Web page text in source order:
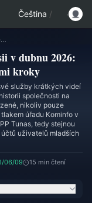
Čeština /
Ukončení provozu Likee v Indonésii v dubnu 2026: Kompletní průvodce dalšími kroky
v dubnu 2026:
kroky
služby krátkých videí
společnosti na
nikoliv pouze
úřadu Kominfo v
Tunas, tedy stejnou
uživatelů mladších
06/09 15 min čtení